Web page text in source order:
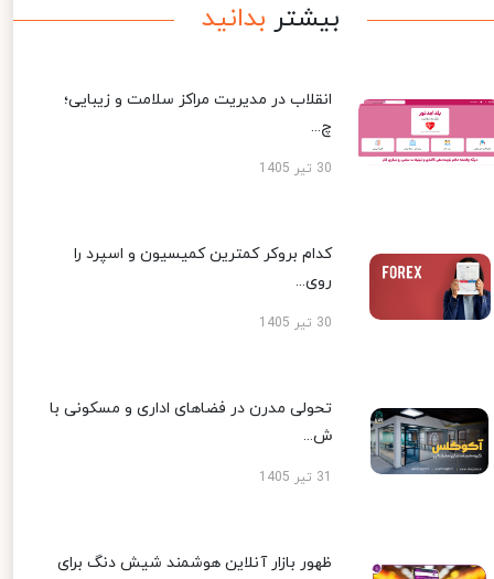
بیشتر بدانید
انقلاب در مدیریت مراکز سلامت و زیبایی؛
چ...
30 تیر 1405
کدام بروکر کمترین کمیسیون و اسپرد را
روی...
30 تیر 1405
تحولی مدرن در فضاهای اداری و مسکونی با
ش...
ظهور بازار آنلاین هوشمند شیش دنگ برای